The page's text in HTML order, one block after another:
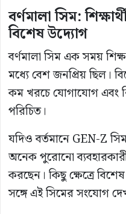
বর্ণমালা সিম:
বিশেষ উদ্যোগ
বর্ণমালা সিম এক সময়
মধ্যে বেশ জনপ্রিয় ছিল।
কম খরচে যোগাযোগ এবং
পরিচিত।
যদিও বর্তমানে GEN-Z
অনেক পুরোনো
করছেন। কিছু ক্ষেত্রে
সঙ্গে এই সিমের সংযোগ